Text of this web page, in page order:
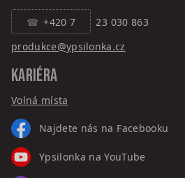
+420 7
23 030 863
produkce@ypsilonka.cz
KARIÉRA
Volná místa
Najdete nás na Facebooku
Ypsilonka na YouTube